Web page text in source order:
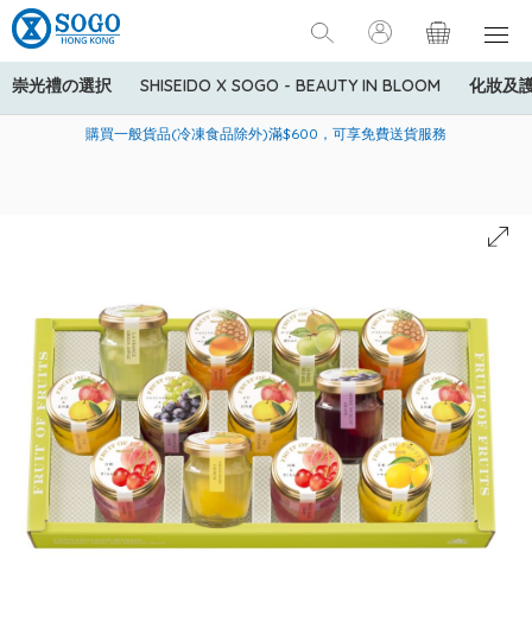
崇光禮の選択 SHISEIDO X SOGO - BEAUTY IN BLOOM 化妝及
美國運通Explorer®信用卡會員購物禮遇：高達5%簽賬回贈！
購買一般貨品(冷凍食品除外)滿$600，可享免費送貨服務
寄送中國內地服務只適用於指定商品，若訂單金額少於HK$600(折